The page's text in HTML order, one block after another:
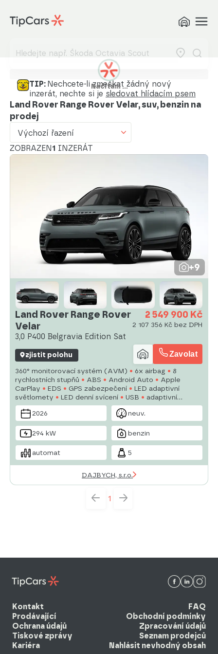
Načítám …
TIP: Nechcete-li zmeškat žádný nový
inzerát, nechte si je sledovat hlídacím psem
Land Rover Range Rover Velar, suv, benzin na
prodej
Výchozí řazení
Výchozí řazení
Od nejdražšího
Od nejmenšího nájezdu
Od nejvyššího nájezdu
Od nejnovějšího vozu
Od nejnovějšího inzerátu
Abecedně od A do Z
Abecedně od Z do A
ZOBRAZEN1 INZERÁT
+9
Land Rover Range Rover
Velar
3,0 P400 Belgravia Edition Sat
2 549 900 Kč
2 107 356 Kč bez DPH
zjistit polohu Zavolat
360° monitorovací systém (AVM) 6x airbag
8
rychlostních stupňů
ABS Android Auto
Apple
CarPlay
EDS GPS zabezpečení
LED adaptivní
světlomety
LED denní svícení USB
adaptivní
regulace podvozku
adaptivní tempomat
airbag řidiče
alarm2026 neuv.
294 kW benzin
automat 5
DAJBYCH, s.r.o.
1
Kontakt
FAQ
Prodávající
Obchodní podmínky
Ochrana údajů
Zpracování údajů
Tiskové zprávy
Seznam prodejců
Kariéra
Nahlásit nevhodný obsah